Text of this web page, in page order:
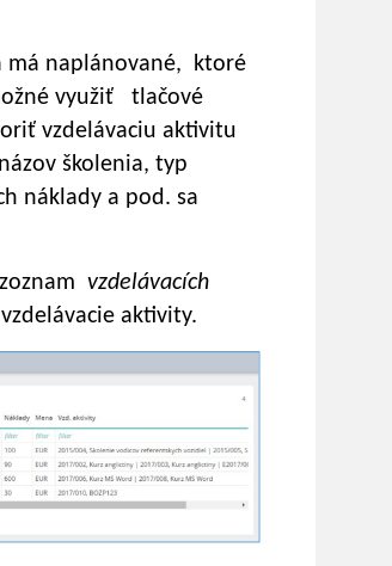
má naplánované, ktoré
využiť tlačové
vzdelávaciu aktivitu
školenia, typ
náklady a pod. sa
vzdelávacích
aktivity.